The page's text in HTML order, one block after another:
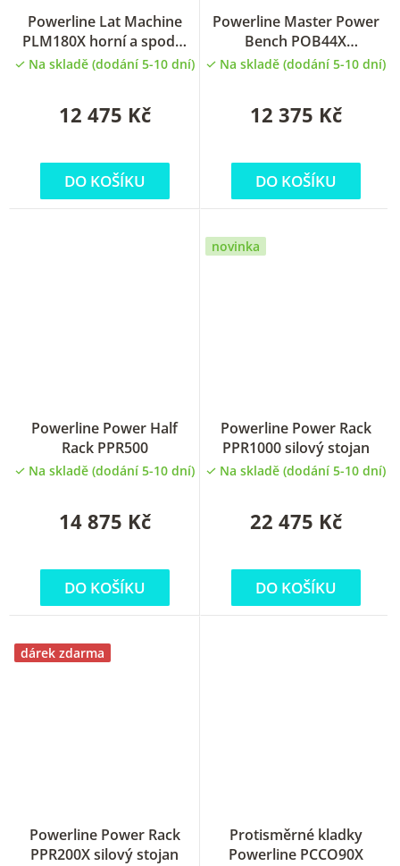
Powerline Lat Machine
PLM180X horní a spodní
kladka
Na skladě (dodání 5-10 dní)
12 475 Kč
DO KOŠÍKU
Powerline Master Power
Bench POB44X
polohovatelná lavička pro
Na skladě (dodání 5-10 dní)
12 375 Kč
DO KOŠÍKU
Powerline Power Half
Rack PPR500
Na skladě (dodání 5-10 dní)
14 875 Kč
DO KOŠÍKU
novinka
Powerline Power Rack
PPR1000 silový stojan
Na skladě (dodání 5-10 dní)
22 475 Kč
DO KOŠÍKU
dárek zdarma
Powerline Power Rack
PPR200X silový stojan
Protisměrné kladky
Powerline PCCO90X